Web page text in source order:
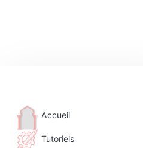
Accueil
Tutoriels